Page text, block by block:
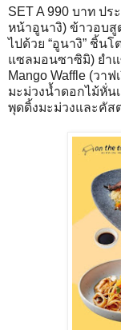
SET A 990 บาท ปร
หน้าอูนางิ) ข้าวอบสู
ไปด้วย “อูนางิ” ชิ้นโ
แซลมอนซาซิมิ) ยำ
Mango Waffle (วา
มะม่วงน้ำดอกไม้หั่น
พุดดิ้งมะม่วงและคัส